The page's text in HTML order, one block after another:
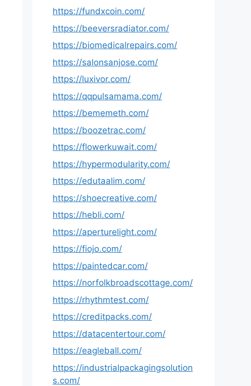
https://fundxcoin.com/
https://beeversradiator.com/
https://biomedicalrepairs.com/
https://salonsanjose.com/
https://luxivor.com/
https://qqpulsamama.com/
https://bememeth.com/
https://boozetrac.com/
https://flowerkuwait.com/
https://hypermodularity.com/
https://edutaalim.com/
https://shoecreative.com/
https://hebli.com/
https://aperturelight.com/
https://fiojo.com/
https://paintedcar.com/
https://norfolkbroadscottage.com/
https://rhythmtest.com/
https://creditpacks.com/
https://datacentertour.com/
https://eagleball.com/
https://industrialpackagingsolution
s.com/